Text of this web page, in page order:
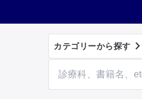
カテゴリーから探す 